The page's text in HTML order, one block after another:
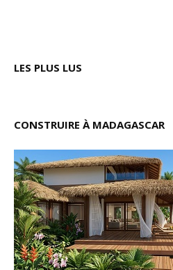
LES PLUS LUS
CONSTRUIRE À MADAGASCAR